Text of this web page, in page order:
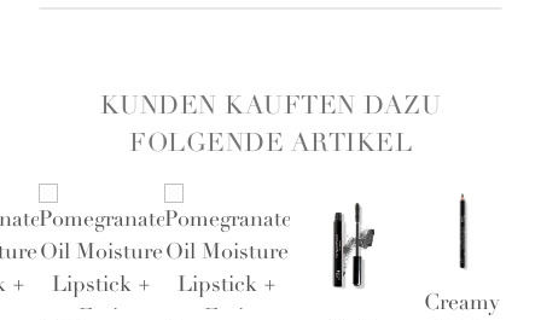
KUNDEN KAUFTEN DAZU
FOLGENDE ARTIKEL
Creamy